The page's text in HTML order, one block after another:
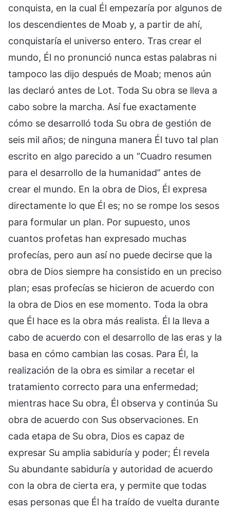
conquista, en la cual Él empezaría por algunos de
los descendientes de Moab y, a partir de ahí,
conquistaría el universo entero. Tras crear el
mundo, Él no pronunció nunca estas palabras ni
tampoco las dijo después de Moab; menos aún
las declaró antes de Lot. Toda Su obra se lleva a
cabo sobre la marcha. Así fue exactamente
cómo se desarrolló toda Su obra de gestión de
seis mil años; de ninguna manera Él tuvo tal plan
escrito en algo parecido a un “Cuadro resumen
para el desarrollo de la humanidad” antes de
crear el mundo. En la obra de Dios, Él expresa
directamente lo que Él es; no se rompe los sesos
para formular un plan. Por supuesto, unos
cuantos profetas han expresado muchas
profecías, pero aun así no puede decirse que la
obra de Dios siempre ha consistido en un preciso
plan; esas profecías se hicieron de acuerdo con
la obra de Dios en ese momento. Toda la obra
que Él hace es la obra más realista. Él la lleva a
cabo de acuerdo con el desarrollo de las eras y la
basa en cómo cambian las cosas. Para Él, la
realización de la obra es similar a recetar el
tratamiento correcto para una enfermedad;
mientras hace Su obra, Él observa y continúa Su
obra de acuerdo con Sus observaciones. En
cada etapa de Su obra, Dios es capaz de
expresar Su amplia sabiduría y poder; Él revela
Su abundante sabiduría y autoridad de acuerdo
con la obra de cierta era, y permite que todas
esas personas que Él ha traído de vuelta durante